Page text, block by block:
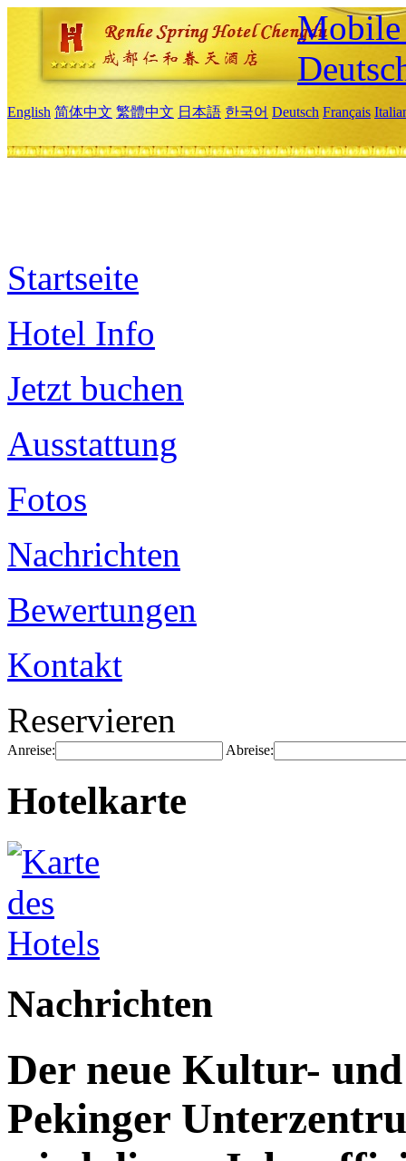
Mobile
English 简体中文 繁體中文 日本語 한국어 Deutsch Français
Startseite
Hotel Info
Jetzt buchen
Ausstattung
Fotos
Nachrichten
Bewertungen
Kontakt
Reservieren
Anreise: Abreise:
Hotelkarte
Nachrichten
Der neue Kultur-
Pekinger